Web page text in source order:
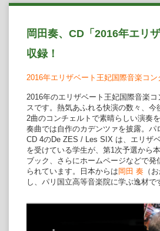
岡田奏、CD「2016年エリ
収録！
2016年エリザベート王妃国際音楽コン
2016年のエリザベート王妃国際音楽
スです。熱気あふれる快演の数々、
2曲のコンチェルトで素晴らしい演奏
奏曲では自作のカデンツァを披露。
CD 4のDe ZES / Les SIX は、エリザ
を受けている学生が、第1次予選から
ブック、さらにホームページなどで
られています。日本からは 岡田 奏 （
し、パリ国立高等音楽院に学ぶ逸材